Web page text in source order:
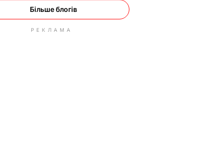
Більше блогів
РЕКЛАМА